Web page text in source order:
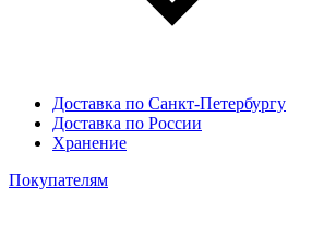
Доставка по Санкт-Петербургу
Доставка по России
Хранение
Покупателям